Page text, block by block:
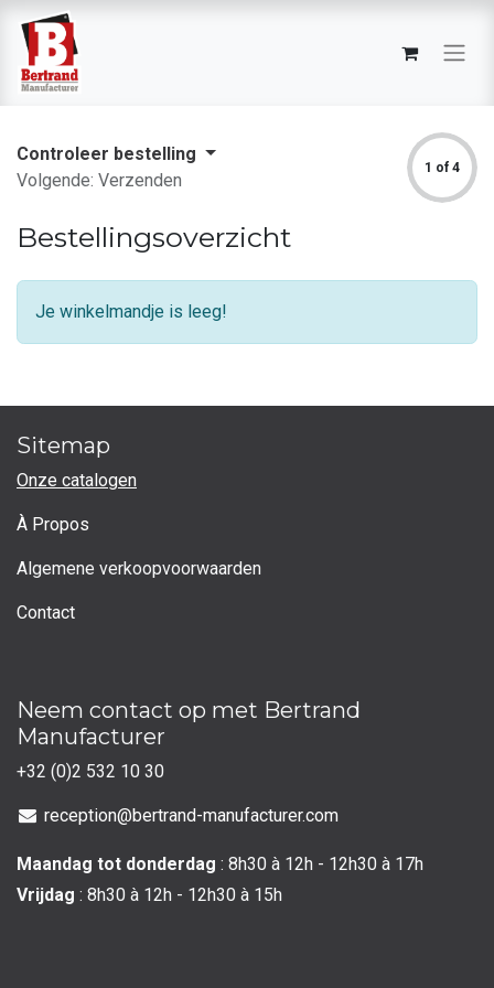
Controleer bestelling
Volgende: Verzenden
1 of 4
Bestellingsoverzicht
Je winkelmandje is leeg!
Sitemap
Onze catalogen
À Propos
Algemene verkoopvoorwaarden
Contact
Neem contact op met Bertrand
Manufacturer
+32 (0)2 532 10 30
reception@bertrand-manufacturer.com
Maandag tot donderdag : 8h30 à 12h - 12h30 à 17h
Vrijdag : 8h30 à 12h - 12h30 à 15h